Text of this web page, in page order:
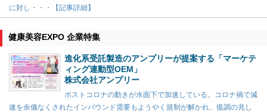
に対し・・・【記事詳細】
健康美容EXPO 企業特集
進化系受託製造のアンプリーが提案する「マーケテ
ィング連動型OEM」
株式会社アンプリー
ポストコロナの動きが水面下で加速している。コロナ禍で減
速を余儀なくされたインバウンド需要もようやく規制が解かれ、復調の兆し